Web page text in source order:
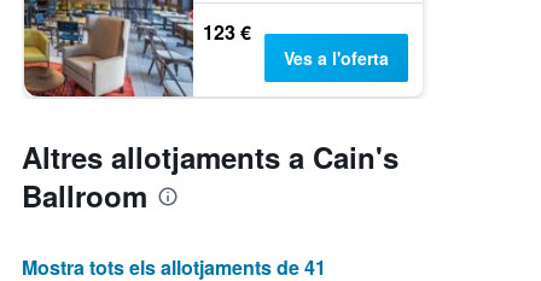
123 €
Ves a l'oferta
Altres allotjaments a Cain's
Ballroom
Mostra tots els allotjaments de 41